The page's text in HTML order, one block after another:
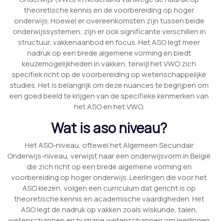
theoretische kennis en de voorbereiding op hoger
onderwijs. Hoewel er overeenkomsten zijn tussen beide
onderwijssystemen, zijn er ook significante verschillen in
structuur, vakkenaanbod en focus. Het ASO legt meer
nadruk op een brede algemene vorming en biedt
keuzemogelijkheden in vakken, terwijl het VWO zich
specifiek richt op de voorbereiding op wetenschappelijke
studies. Het is belangrijk om deze nuances te begrijpen om
een goed beeld te krijgen van de specifieke kenmerken van
het ASO en het VWO.
Wat is aso niveau?
Het ASO-niveau, oftewel het Algemeen Secundair
Onderwijs-niveau, verwijst naar een onderwijsvorm in België
die zich richt op een brede algemene vorming en
voorbereiding op hoger onderwijs. Leerlingen die voor het
ASO kiezen, volgen een curriculum dat gericht is op
theoretische kennis en academische vaardigheden. Het
ASO legt de nadruk op vakken zoals wiskunde, talen,